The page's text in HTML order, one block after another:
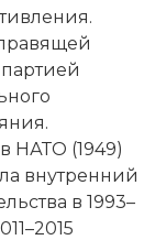
НАТО (1949)
внутренний
в 1993–